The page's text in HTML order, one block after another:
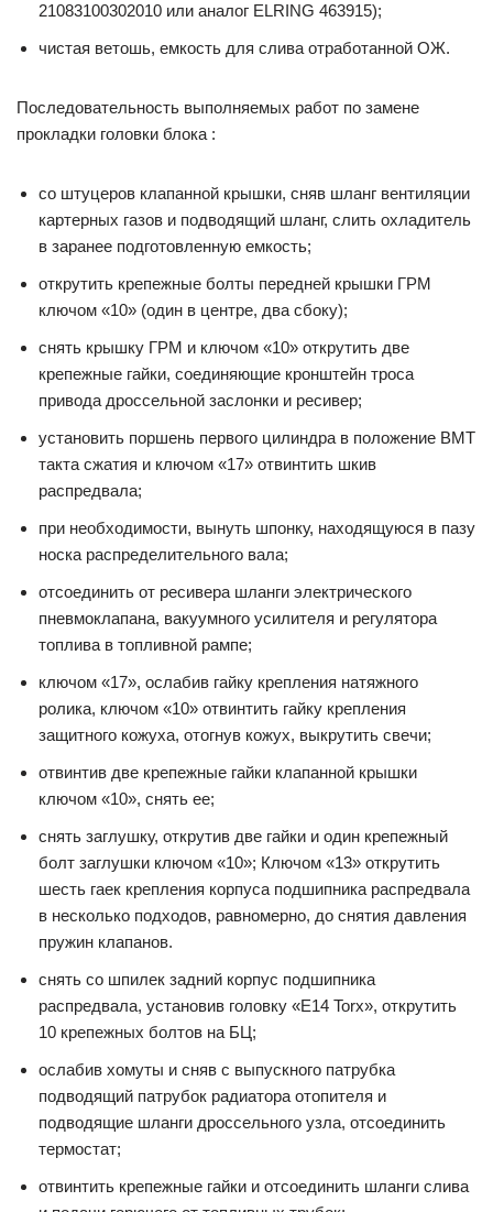
21083100302010 или аналог ELRING 463915);
чистая ветошь, емкость для слива отработанной ОЖ.
Последовательность выполняемых работ по замене
прокладки головки блока :
со штуцеров клапанной крышки, сняв шланг вентиляции
картерных газов и подводящий шланг, слить охладитель
в заранее подготовленную емкость;
открутить крепежные болты передней крышки ГРМ
ключом «10» (один в центре, два сбоку);
снять крышку ГРМ и ключом «10» открутить две
крепежные гайки, соединяющие кронштейн троса
привода дроссельной заслонки и ресивер;
установить поршень первого цилиндра в положение ВМТ
такта сжатия и ключом «17» отвинтить шкив
распредвала;
при необходимости, вынуть шпонку, находящуюся в пазу
носка распределительного вала;
отсоединить от ресивера шланги электрического
пневмоклапана, вакуумного усилителя и регулятора
топлива в топливной рампе;
ключом «17», ослабив гайку крепления натяжного
ролика, ключом «10» отвинтить гайку крепления
защитного кожуха, отогнув кожух, выкрутить свечи;
отвинтив две крепежные гайки клапанной крышки
ключом «10», снять ее;
снять заглушку, открутив две гайки и один крепежный
болт заглушки ключом «10»; Ключом «13» открутить
шесть гаек крепления корпуса подшипника распредвала
в несколько подходов, равномерно, до снятия давления
пружин клапанов.
снять со шпилек задний корпус подшипника
распредвала, установив головку «Е14 Torx», открутить
10 крепежных болтов на БЦ;
ослабив хомуты и сняв с выпускного патрубка
подводящий патрубок радиатора отопителя и
подводящие шланги дроссельного узла, отсоединить
термостат;
отвинтить крепежные гайки и отсоединить шланги слива